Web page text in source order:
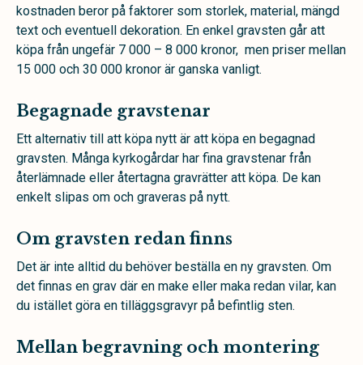
kostnaden beror på faktorer som storlek, material, mängd
text och eventuell dekoration. En enkel gravsten går att
köpa från ungefär 7 000 – 8 000 kronor, men priser mellan
15 000 och 30 000 kronor är ganska vanligt.
Begagnade gravstenar
Ett alternativ till att köpa nytt är att köpa en begagnad
gravsten. Många kyrkogårdar har fina gravstenar från
återlämnade eller återtagna gravrätter att köpa. De kan
enkelt slipas om och graveras på nytt.
Om gravsten redan finns
Det är inte alltid du behöver beställa en ny gravsten. Om
det finnas en grav där en make eller maka redan vilar, kan
du istället göra en tilläggsgravyr på befintlig sten.
Mellan begravning och montering